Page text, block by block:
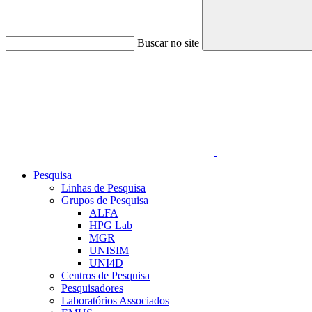
Buscar no site
Pesquisa
Linhas de Pesquisa
Grupos de Pesquisa
ALFA
HPG Lab
MGR
UNISIM
UNI4D
Centros de Pesquisa
Pesquisadores
Laboratórios Associados